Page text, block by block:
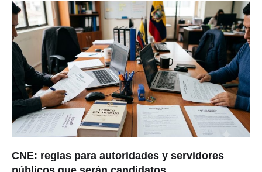
CNE: reglas para autoridades y servidores